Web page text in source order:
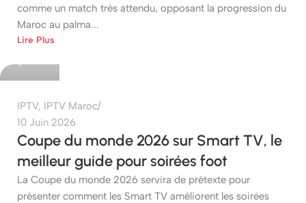
comme un match très attendu, opposant la progression du
Maroc au palma...
Lire Plus
etshop
IPTV, IPTV Maroc
10 Juin 2026
Coupe du monde 2026 sur Smart TV, le
meilleur guide pour soirées foot
La Coupe du monde 2026 servira de prétexte pour
présenter comment les Smart TV améliorent les soirées